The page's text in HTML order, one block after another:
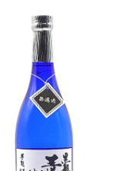
王道楽土 720ml
¥1,375